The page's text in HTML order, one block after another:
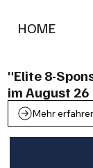
HOME
"Elite 8-
im August 26
Mehr